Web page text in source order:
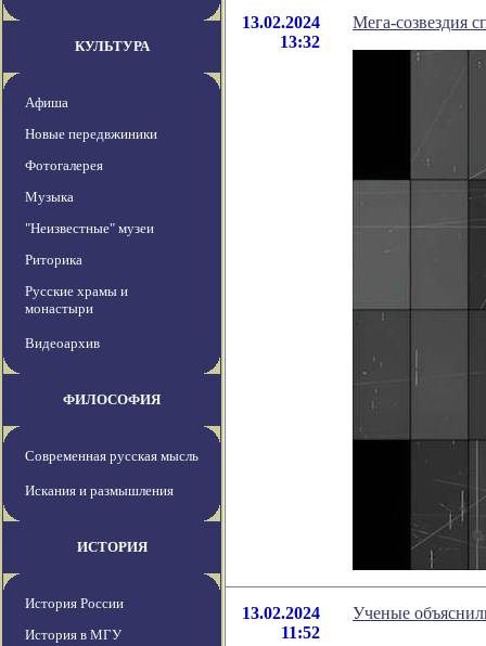
КУЛЬТУРА
Афиша
Новые передвжиники
Фотогалерея
Музыка
"Неизвестные" музеи
Риторика
Русские храмы и
монастыри
Видеоархив
ФИЛОСОФИЯ
Современная русская мысль
Искания и размышления
ИСТОРИЯ
История России
История в МГУ
13.02.2024
13:32
Мега-созвездия
13.02.2024
11:52
Ученые